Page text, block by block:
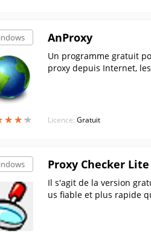
★★★
★★★
AnProxy
Un programme gratuit
proxy depuis Internet,
Licence: Gratuit
Proxy Checker Lite
Il s'agit de la version
us fiable et plus rapide